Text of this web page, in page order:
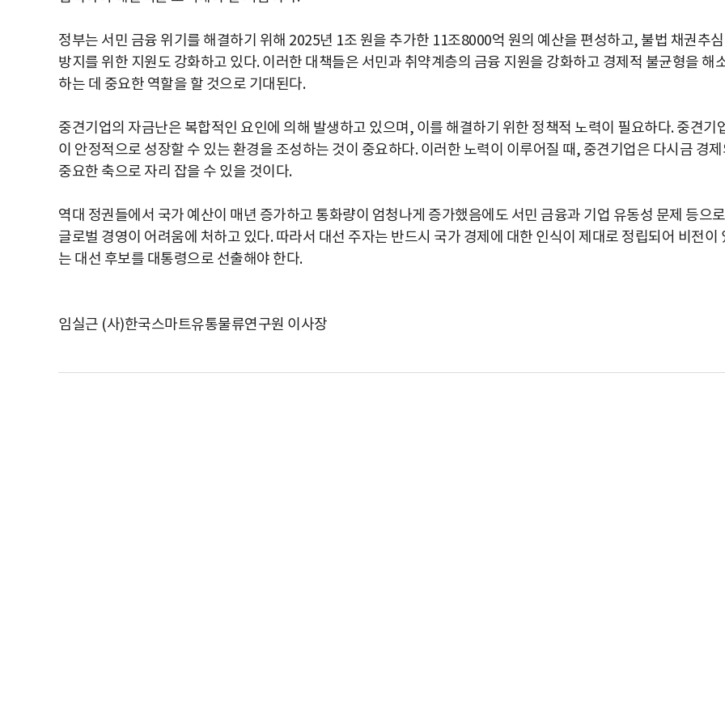
정부는 서민 금융 위기를 해결하기 위해 2025년 1조 원을 추가한 11조8000억 원의 예산을 편성하고, 불법 채권추심
방지를 위한 지원도 강화하고 있다. 이러한 대책들은 서민과 취약계층의 금융 지원을 강화하고 경제적 불균형을 해
하는 데 중요한 역할을 할 것으로 기대된다.
중견기업의 자금난은 복합적인 요인에 의해 발생하고 있으며, 이를 해결하기 위한 정책적 노력이 필요하다. 중견기
이 안정적으로 성장할 수 있는 환경을 조성하는 것이 중요하다. 이러한 노력이 이루어질 때, 중견기업은 다시금 경제
중요한 축으로 자리 잡을 수 있을 것이다.
역대 정권들에서 국가 예산이 매년 증가하고 통화량이 엄청나게 증가했음에도 서민 금융과 기업 유동성 문제 등으로
글로벌 경영이 어려움에 처하고 있다. 따라서 대선 주자는 반드시 국가 경제에 대한 인식이 제대로 정립되어 비전이
는 대선 후보를 대통령으로 선출해야 한다.
임실근 (사)한국스마트유통물류연구원 이사장